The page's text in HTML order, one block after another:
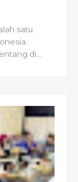
satu
di...